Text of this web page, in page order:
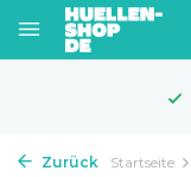
Zurück Startseite